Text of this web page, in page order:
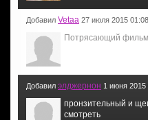
Добавил Vetaa 27 июля 2015 01:08
Потрясающий
Добавил элджернон 1 июня 2015
пронзительный и
смотреть